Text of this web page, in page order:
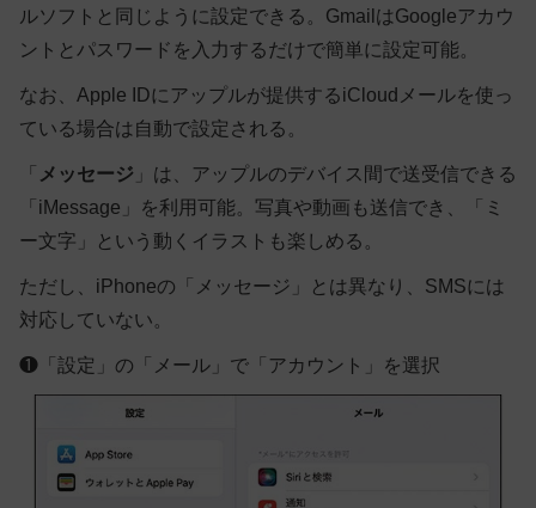
ルソフトと同じように設定できる。GmailはGoogleアカウ
ントとパスワードを入力するだけで簡単に設定可能。
なお、Apple IDにアップルが提供するiCloudメールを使っ
ている場合は自動で設定される。
「 メッセージ 」は、アップルのデバイス間で送受信できる
「iMessage」を利用可能。写真や動画も送信でき、「ミ
ー文字」という動くイラストも楽しめる。
ただし、iPhoneの「メッセージ」とは異なり、SMSには
対応していない。
❶ 「設定」の「メール」で「アカウント」を選択